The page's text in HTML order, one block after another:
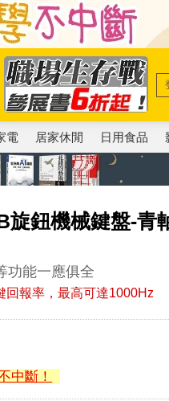
電 居家休閒 日用食品
旋鈕機械鍵盤-青
功能一應俱全
回報率，最高可達1000Hz
中斷！